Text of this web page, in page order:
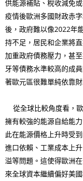
供能源補貼、稅收減免
疫情後歐洲多國財政赤
後，政府難以像2022年
持不足，居民和企業將
加重政府債務壓力，甚
牙等債務水準較高的成
著歐元區很難單純依靠
從全球比較角度看，
擁有較強的能源自給能
此在能源價格上升時受
進口依賴、工業成本上
溢等問題。這使得歐洲
來全球資本繼續偏好美